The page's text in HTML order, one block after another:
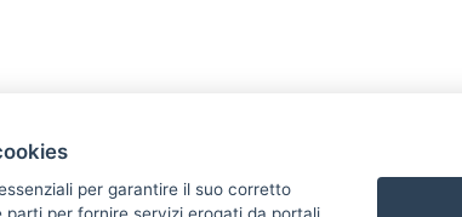
per garantire il suo corretto